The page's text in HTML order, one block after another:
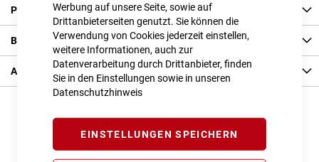
Werbung auf unsere Seite, sowie auf
Drittanbieterseiten genutzt. Sie können die
Verwendung von Cookies jederzeit einstellen,
weitere Informationen, auch zur
Datenverarbeitung durch Drittanbieter, finden
Sie in den Einstellungen sowie in unseren
Datenschutzhinweis
EINSTELLUNGEN SPEICHERN
Produkt Details
Bewertungen
Angaben zur Produktsicherheit